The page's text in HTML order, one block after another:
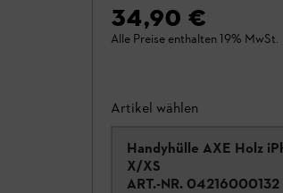
34,90 €
Alle Preise enthalten 19% MwSt.
Artikel wählen
Handyhülle AXE Holz
X/XS
ART.-NR. 04216000132